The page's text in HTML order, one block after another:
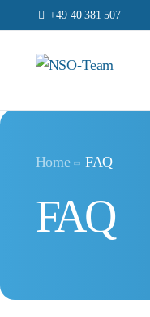
+49 40 381 507
Home FAQ
FAQ